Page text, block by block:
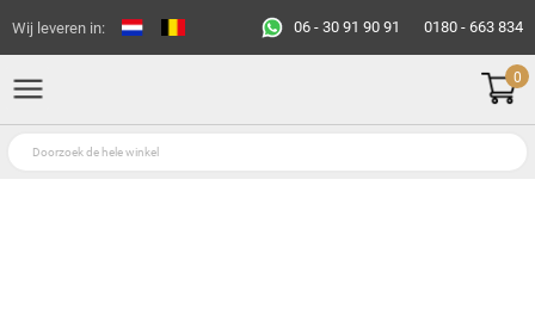
Wij leveren in: 06 - 30 91 90 91 0180 - 663 834
0